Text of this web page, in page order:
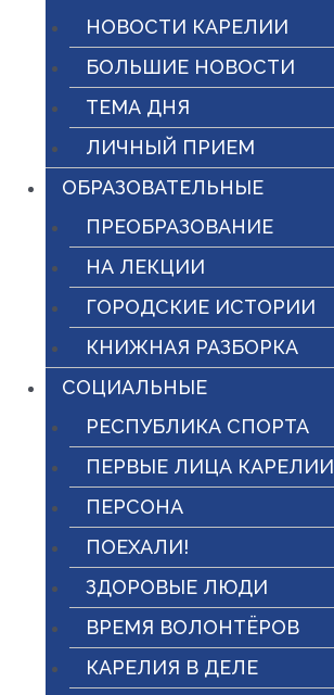
НОВОСТИ КАРЕЛИИ
БОЛЬШИЕ НОВОСТИ
ТЕМА ДНЯ
ЛИЧНЫЙ ПРИЕМ
ОБРАЗОВАТЕЛЬНЫЕ
ПРЕОБРАЗОВАНИЕ
НА ЛЕКЦИИ
ГОРОДСКИЕ ИСТОРИИ
КНИЖНАЯ РАЗБОРКА
СОЦИАЛЬНЫЕ
РЕСПУБЛИКА СПОРТА
ПЕРВЫЕ ЛИЦА КАРЕЛИИ
ПЕРСОНА
ПОЕХАЛИ!
ЗДОРОВЫЕ ЛЮДИ
ВРЕМЯ ВОЛОНТЁРОВ
КАРЕЛИЯ В ДЕЛЕ